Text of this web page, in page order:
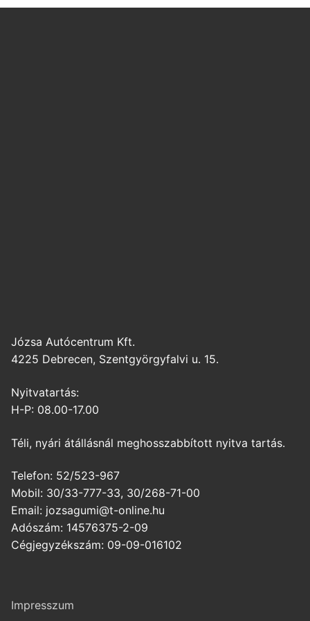
Józsa Autócentrum Kft.
4225 Debrecen, Szentgyörgyfalvi u. 15.
Nyitvatartás:
H-P: 08.00-17.00
Téli, nyári átállásnál meghosszabbított nyitva tartás.
Telefon: 52/523-967
Mobil: 30/33-777-33, 30/268-71-00
Email: jozsagumi@t-online.hu
Adószám: 14576375-2-09
Cégjegyzékszám: 09-09-016102
Impresszum